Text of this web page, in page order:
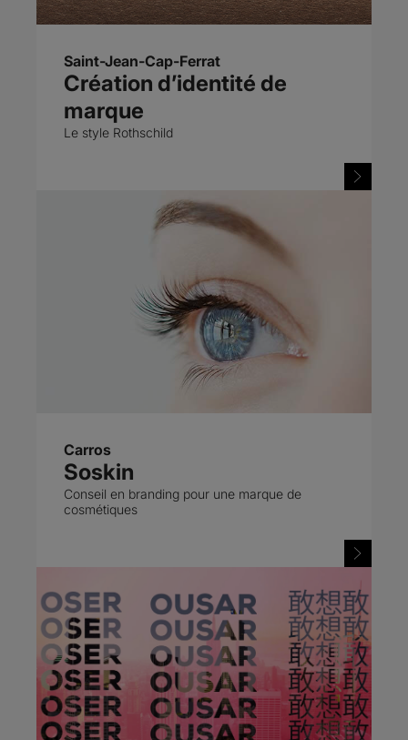
Saint-Jean-Cap-Ferrat
Création d’identité de
marque
Le style Rothschild
Carros
Soskin
Conseil en branding pour une marque de
cosmétiques